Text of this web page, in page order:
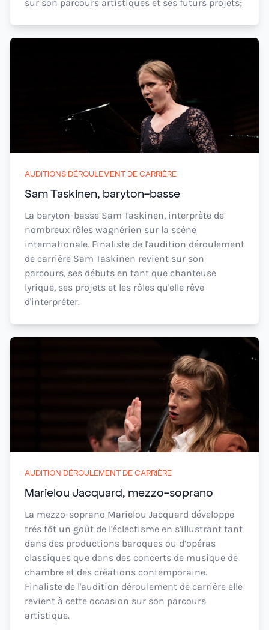
sur son parcours artistiques et ses futurs projets;
AUDITIONS DÉROULEMENT DE CARRIÈRE
Sam Taskinen, baryton-basse
La baryton-basse Sam Taskinen, interprète de
nombreux rôles wagnérien sur la scène
internationale. Finaliste de l'audition déroulement
de carrière Sam Taskinen revient sur son
parcours, ses débuts en tant que chanteuse
lyrique, ses projets et les rôles qu'elle rêve
d'interpréter.
AUDITION DÉROULEMENT DE CARRIÈRE
Marielou Jacquard, mezzo-soprano
La mezzo-soprano Marielou Jacquard développe
trés tôt un goût de l'éclectisme en s'illustrant tant
dans des productions baroques ou d’opéras
classiques que dans des concerts de musique de
chambre et des créations contemporaine.
Finaliste de l'audition déroulement de carrière elle
revient à cette occasion sur son parcours
artistique.